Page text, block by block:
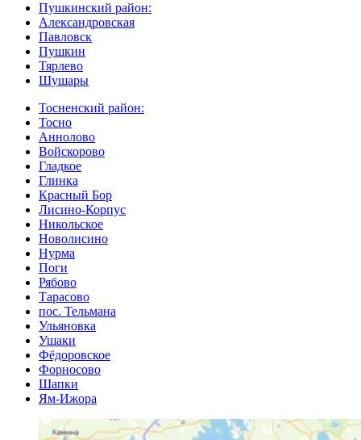
Пушкинский район:
Александровская
Павловск
Пушкин
Тярлево
Шушары
Тосненский район:
Тосно
Аннолово
Войскорово
Гладкое
Глинка
Красный Бор
Лисино-Корпус
Никольское
Новолисино
Нурма
Поги
Рябово
Тарасово
пос. Тельмана
Ульяновка
Ушаки
Фёдоровское
Форносово
Шапки
Ям-Ижора